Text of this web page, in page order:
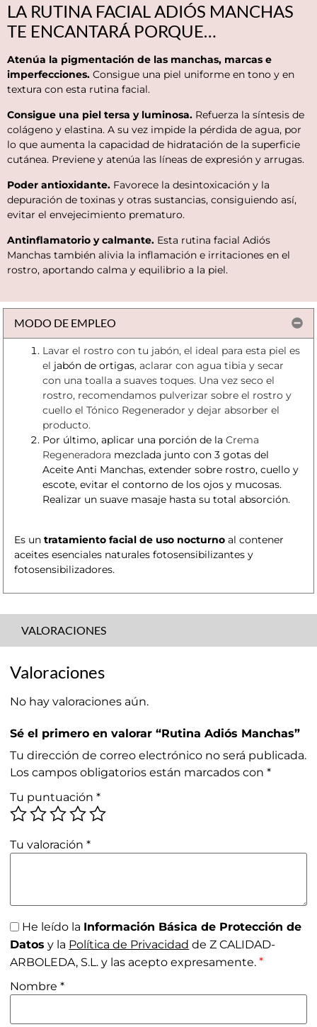
LA RUTINA FACIAL ADIÓS MANCHAS
TE ENCANTARÁ PORQUE…
Atenúa la pigmentación de las manchas, marcas e
imperfecciones. Consigue una piel uniforme en tono y en
textura con esta rutina facial.
Consigue una piel tersa y luminosa. Refuerza la síntesis de
colágeno y elastina. A su vez impide la pérdida de agua, por
lo que aumenta la capacidad de hidratación de la superficie
cutánea. Previene y atenúa las líneas de expresión y arrugas.
Poder antioxidante. Favorece la desintoxicación y la
depuración de toxinas y otras sustancias, consiguiendo así,
evitar el envejecimiento prematuro.
Antinflamatorio y calmante. Esta rutina facial Adiós
Manchas también alivia la inflamación e irritaciones en el
rostro, aportando calma y equilibrio a la piel.
MODO DE EMPLEO
Lavar el rostro con tu jabón, el ideal para esta piel es
el jabón de ortigas, aclarar con agua tibia y secar
con una toalla a suaves toques. Una vez seco el
rostro, recomendamos pulverizar sobre el rostro y
cuello el Tónico Regenerador y dejar absorber el
producto.
Por último, aplicar una porción de la Crema
Regeneradora mezclada junto con 3 gotas del
Aceite Anti Manchas, extender sobre rostro, cuello y
escote, evitar el contorno de los ojos y mucosas.
Realizar un suave masaje hasta su total absorción.
Es untratamiento facial de uso nocturno al contener
aceites esenciales naturales fotosensibilizantes y
fotosensibilizadores.
VALORACIONES
Valoraciones
No hay valoraciones aún.
Sé el primero en valorar “Rutina Adiós Manchas”
Tu dirección de correo electrónico no será publicada.
Los campos obligatorios están marcados con*
Tu puntuación*
Tu valoración*
He leído la Información Básica de Protección de
Datos y la Política de Privacidad de Z CALIDAD-
ARBOLEDA, S.L. y las acepto expresamente. *
Nombre*